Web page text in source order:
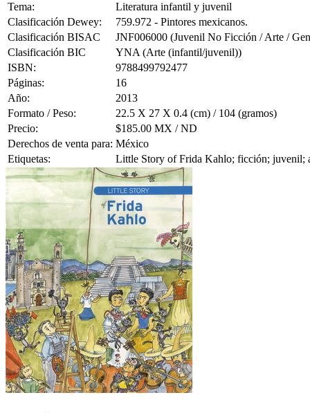
Tema:
Literatura infantil y juvenil
Clasificación Dewey:
759.972 - Pintores mexicanos.
Clasificación BISAC
JNF006000 (Juvenil No Ficción / Arte /
Clasificación BIC
YNA (Arte (infantil/juvenil))
ISBN:
9788499792477
Páginas:
16
Año:
2013
Formato / Peso:
22.5 X 27 X 0.4 (cm) / 104 (gramos)
Precio:
$185.00 MX / ND
Derechos de venta para: México
Etiquetas:
Little Story of Frida Kahlo; ficción; juvenil;